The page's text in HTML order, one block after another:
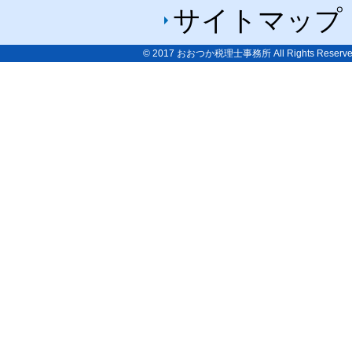
サイトマップ
© 2017 おおつか税理士事務所All Rights